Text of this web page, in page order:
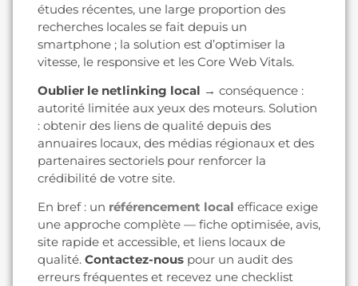
études récentes, une large proportion des
recherches locales se fait depuis un
smartphone ; la solution est d’optimiser la
vitesse, le responsive et les Core Web Vitals.
Oublier le netlinking local → conséquence :
autorité limitée aux yeux des moteurs. Solution
: obtenir des liens de qualité depuis des
annuaires locaux, des médias régionaux et des
partenaires sectoriels pour renforcer la
crédibilité de votre site.
En bref : un référencement local efficace exige
une approche complète — fiche optimisée, avis,
site rapide et accessible, et liens locaux de
qualité. Contactez-nous pour un audit des
erreurs fréquentes et recevez une checklist